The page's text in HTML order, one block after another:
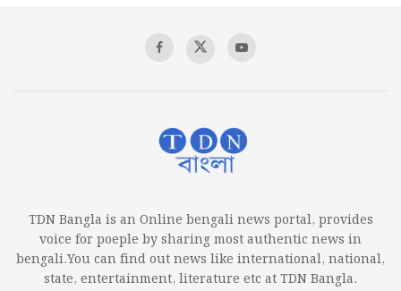
TDN Bangla is an Online bengali news portal, provides
voice for poeple by sharing most authentic news in
bengali.You can find out news like international, national,
state, entertainment, literature etc at TDN Bangla.